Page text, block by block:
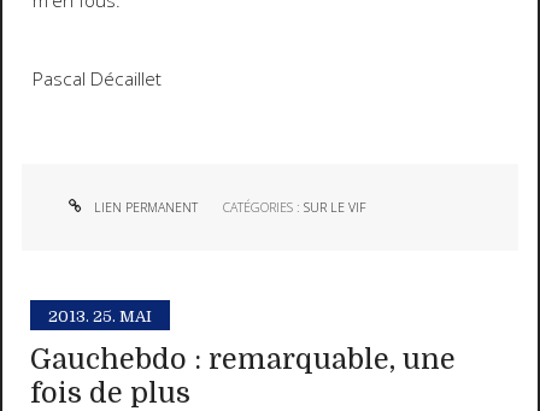
Pascal Décaillet
LIEN PERMANENT CATÉGORIES :SUR LE VIF
2013. 25. MAI
Gauchebdo : remarquable, une
fois de plus